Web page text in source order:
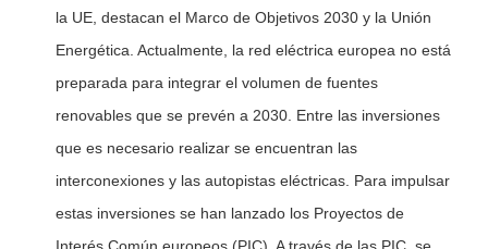
la UE, destacan el Marco de Objetivos 2030 y la Unión
Energética. Actualmente, la red eléctrica europea no está
preparada para integrar el volumen de fuentes
renovables que se prevén a 2030. Entre las inversiones
que es necesario realizar se encuentran las
interconexiones y las autopistas eléctricas. Para impulsar
estas inversiones se han lanzado los Proyectos de